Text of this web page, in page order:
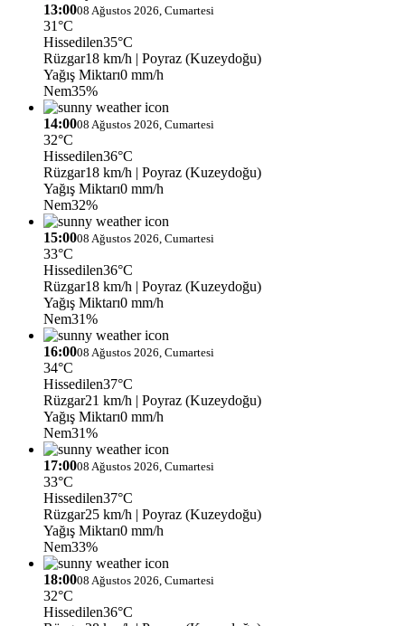
13:0008 Ağustos 2026, Cumartesi
31°C
Hissedilen35°C
Rüzgar18 km/h | Poyraz (Kuzeydoğu)
Yağış Miktarı0 mm/h
Nem35%
14:0008 Ağustos 2026, Cumartesi
32°C
Hissedilen36°C
Rüzgar18 km/h | Poyraz (Kuzeydoğu)
Yağış Miktarı0 mm/h
Nem32%
15:0008 Ağustos 2026, Cumartesi
33°C
Hissedilen36°C
Rüzgar18 km/h | Poyraz (Kuzeydoğu)
Yağış Miktarı0 mm/h
Nem31%
16:0008 Ağustos 2026, Cumartesi
34°C
Hissedilen37°C
Rüzgar21 km/h | Poyraz (Kuzeydoğu)
Yağış Miktarı0 mm/h
Nem31%
17:0008 Ağustos 2026, Cumartesi
33°C
Hissedilen37°C
Rüzgar25 km/h | Poyraz (Kuzeydoğu)
Yağış Miktarı0 mm/h
Nem33%
18:0008 Ağustos 2026, Cumartesi
32°C
Hissedilen36°C